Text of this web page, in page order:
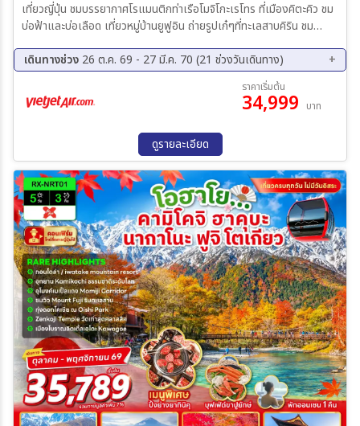
เที่ยวญี่ปุ่น ชมบรรยากาศโรแมนติกท่าเรือโมจิโกะเรโทร ที่เมืองคิตะคิว ชม
บ่อฟ้าและบ่อเลือด เที่ยวหมู่บ้านยูฟูอิน ถ่ายรูปเก๋ๆที่ทะเลสาบคิริน ชม
ช้อปปิ้ง DUTY FREE-อิออนมอลล์-ย่านเทนจิน พิเศษเต็มอิ่มบุฟเฟ่ต์ 2
มื้อ + พัก 3 ดาว (พักออนเซน 1 คืน)
เดินทางช่วง 26 ต.ค. 69 - 27 มี.ค. 70 (21 ช่วงวันเดินทาง)
02 พ.ย. 69 - 07 พ.ย. 69
07 พ.ย. 69 - 12 พ.ย. 69
14 พ.ย. 69 - 19 พ.ย. 69
12 ธ.ค. 69 - 17 ธ.ค. 69
26 ธ.ค. 69 - 31 ธ.ค. 69
11 ม.ค. 70 - 16 ม.ค. 70
13 ม.ค. 70 - 21 ม.ค. 70
23 ม.ค. 70 - 28 ม.ค. 70
01 ก.พ. 70 - 06 ก.พ. 70
08 ก.พ. 70 - 13 ก.พ. 70
13 ก.พ. 70 - 18 ก.พ. 70
22 ก.พ. 70 - 27 ก.พ. 70
27 ก.พ. 70 - 04 มี.ค 70
06 มี.ค 70 - 11 มี.ค 70
13 มี.ค 70 - 18 มี.ค 70
20 มี.ค 70 - 25 มี.ค 70
22 มี.ค 70 - 27 มี.ค 70
ราคาเริ่มต้น
34,999 บาท
ดูรายละเอียด